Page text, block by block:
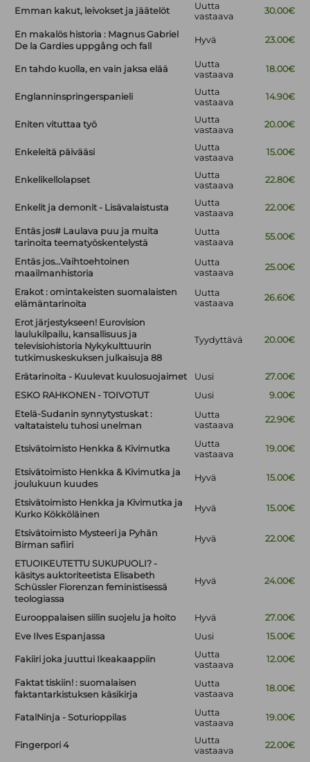
Emman kakut, leivokset ja jäätelöt
Uutta
vastaava
30.00€
En makalös historia : Magnus Gabriel
De la Gardies uppgång och fall
Hyvä 23.00€
En tahdo kuolla, en vain jaksa elää
Uutta
vastaava
18.00€
Englanninspringerspanieli
Uutta
vastaava
14.90€
Eniten vituttaa työ
Uutta
vastaava
20.00€
Enkeleitä päivääsi
Uutta
vastaava
15.00€
Enkelikellolapset
Uutta
vastaava
22.80€
Enkelit ja demonit - Lisävalaistusta
Uutta
vastaava
22.00€
Entäs jos# Laulava puu ja muita
tarinoita teematyöskentelystä
Uutta
vastaava
55.00€
Entäs jos…Vaihtoehtoinen
maailmanhistoria
Uutta
vastaava
25.00€
Erakot : omintakeisten suomalaisten
elämäntarinoita
Uutta
vastaava
26.60€
Erot järjestykseen! Eurovision
laulukilpailu, kansallisuus ja
televisiohistoria Nykykulttuurin
tutkimuskeskuksen julkaisuja 88
Tyydyttävä 20.00€
Erätarinoita - Kuulevat kuulosuojaimet Uusi
27.00€
ESKO RAHKONEN - TOIVOTUT
Uusi
9.00€
Etelä-Sudanin synnytystuskat :
valtataistelu tuhosi unelman
Uutta
vastaava
22.90€
Etsivätoimisto Henkka & Kivimutka
Uutta
vastaava
19.00€
Etsivätoimisto Henkka & Kivimutka ja
joulukuun kuudes
Hyvä 15.00€
Etsivätoimisto Henkka ja Kivimutka ja
Kurko Kökköläinen
Hyvä 15.00€
Etsivätoimisto Mysteeri ja Pyhän
Birman safiiri
Hyvä 22.00€
ETUOIKEUTETTU SUKUPUOLI? -
käsitys auktoriteetista Elisabeth
Schüssler Fiorenzan feministisessä
teologiassa
Hyvä 24.00€
Eurooppalaisen siilin suojelu ja hoito Hyvä
27.00€
Eve Ilves Espanjassa
Uusi 15.00€
Fakiiri joka juuttui Ikeakaappiin
Uutta
vastaava
12.00€
Faktat tiskiin! : suomalaisen
faktantarkistuksen käsikirja
Uutta
vastaava
18.00€
FatalNinja - Soturioppilas
Uutta
vastaava
19.00€
Fingerpori 4
Uutta
vastaava
22.00€